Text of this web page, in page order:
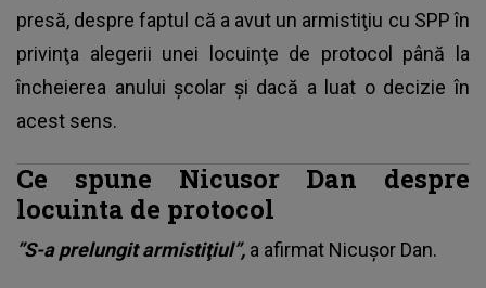
presă, despre faptul că a avut un armistiţiu cu SPP în
privinţa alegerii unei locuinţe de protocol până la
încheierea anului şcolar şi dacă a luat o decizie în
acest sens.
Ce spune Nicusor Dan despre
locuinta de protocol
”S-a prelungit armistiţiul”, a afirmat Nicuşor Dan.